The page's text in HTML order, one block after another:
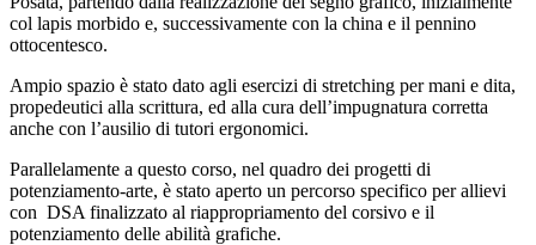
col lapis morbido e, successivamente con la china e il pennino
ottocentesco.
Ampio spazio è stato dato agli esercizi di stretching per mani e dita,
propedeutici alla scrittura, ed alla cura dell’impugnatura corretta
anche con l’ausilio di tutori ergonomici.
Parallelamente a questo corso, nel quadro dei progetti di
potenziamento-arte, è stato aperto un percorso specifico per allievi
con DSA finalizzato al riappropriamento del corsivo e il
potenziamento delle abilità grafiche.